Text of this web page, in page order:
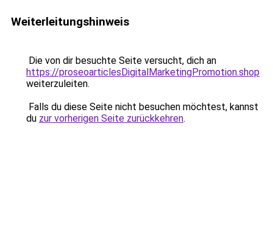
Weiterleitungshinweis
Die von dir besuchte Seite versucht, dich an
https://proseoarticlesDigitalMarketingPromotion.shop
weiterzuleiten.
Falls du diese Seite nicht besuchen möchtest, kannst
du zur vorherigen Seite zurückkehren.